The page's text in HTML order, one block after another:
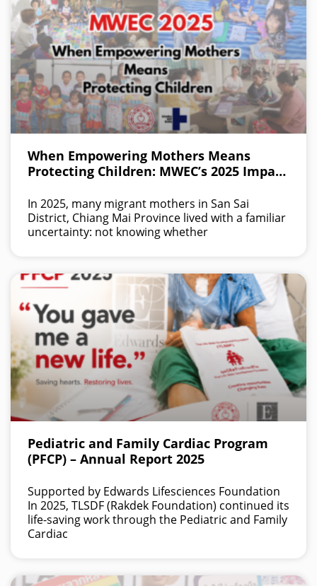
When Empowering Mothers Means
Protecting Children: MWEC’s 2025 Impact
In 2025, many migrant mothers in San Sai
District, Chiang Mai Province lived with a familiar
uncertainty: not knowing whether
Pediatric and Family Cardiac Program
(PFCP) – Annual Report 2025
Supported by Edwards Lifesciences Foundation
In 2025, TLSDF (Rakdek Foundation) continued its
life-saving work through the Pediatric and Family
Cardiac